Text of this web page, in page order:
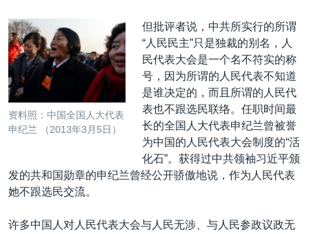
资料照：中国全国人大代表
申纪兰 （2013年3月5日）
但批评者说，中共所实行的所谓
“人民民主”只是独裁的别名，人
民代表大会是一个名不符实的称
号，因为所谓的人民代表不知道
是谁决定的，而且所谓的人民代
表也不跟选民联络。任职时间最
长的全国人大代表申纪兰曾被誉
为中国的人民代表大会制度的“活
化石”。获得过中共领袖习近平颁
发的共和国勋章的申纪兰曾经公开骄傲地说，作为人民代表
她不跟选民交流。
许多中国人对人民代表大会与人民无涉、与人民参政议政无